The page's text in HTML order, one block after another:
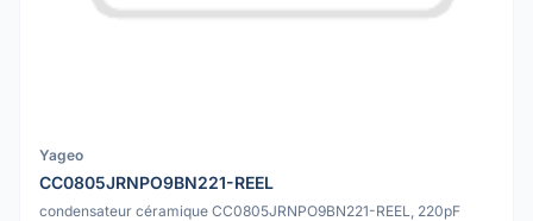
Yageo
CC0805JRNPO9BN221-REEL
condensateur céramique CC0805JRNPO9BN221-REEL, 220pF